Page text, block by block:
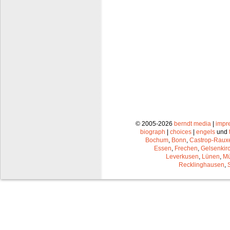
© 2005-2026 berndt media|
biograph
choices engels und
Bochum, Bonn, Castrop-
Essen, Frechen,
Leverkusen, Lünen,
Recklinghausen,